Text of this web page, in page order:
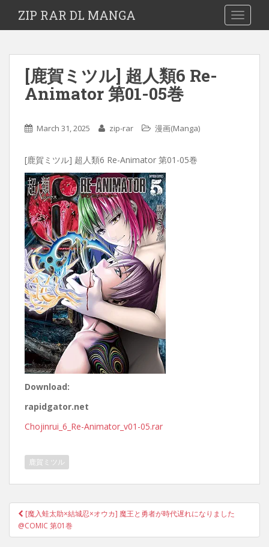
ZIP RAR DL MANGA
[鹿賀ミツル] 超人類6 Re-
Animator 第01-05巻
March 31, 2025 zip-rar 漫画(Manga)
[鹿賀ミツル] 超人類6 Re-Animator 第01-05巻
Download:
rapidgator.net
Chojinrui_6_Re-Animator_v01-05.rar
鹿賀ミツル
Post
navigation
[魔入蛙太助×結城忍×オウカ] 魔王と勇者が時代遅れになりました
@COMIC 第01巻